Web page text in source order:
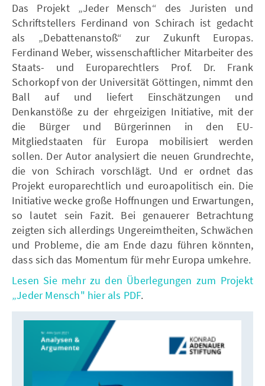
Das Projekt „Jeder Mensch“ des Juristen und
Schriftstellers Ferdinand von Schirach ist gedacht
als „Debattenanstoß“ zur Zukunft Europas.
Ferdinand Weber, wissenschaftlicher Mitarbeiter des
Staats- und Europarechtlers Prof. Dr. Frank
Schorkopf von der Universität Göttingen, nimmt den
Ball auf und liefert Einschätzungen und
Denkanstöße zu der ehrgeizigen Initiative, mit der
die Bürger und Bürgerinnen in den EU-
Mitgliedstaaten für Europa mobilisiert werden
sollen. Der Autor analysiert die neuen Grundrechte,
die von Schirach vorschlägt. Und er ordnet das
Projekt europarechtlich und euroapolitisch ein. Die
Initiative wecke große Hoffnungen und Erwartungen,
so lautet sein Fazit. Bei genauerer Betrachtung
zeigten sich allerdings Ungereimtheiten, Schwächen
und Probleme, die am Ende dazu führen könnten,
dass sich das Momentum für mehr Europa umkehre.
Lesen Sie mehr zu den Überlegungen zum Projekt
„Jeder Mensch" hier als PDF.